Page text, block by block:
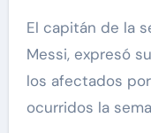
El capitán de la selección argentina, Lionel
Messi, expresó
los afectados
ocurridos la